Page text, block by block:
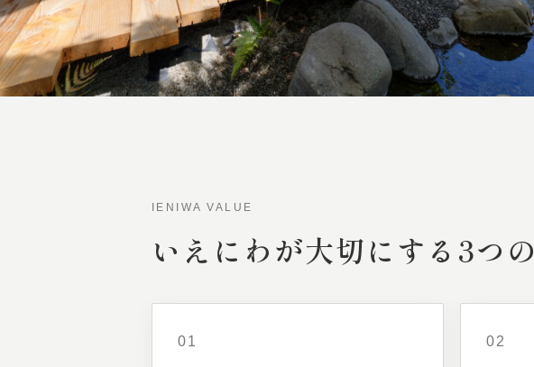
IENIWA VALUE
いえにわが大切にする 3つの
01 02